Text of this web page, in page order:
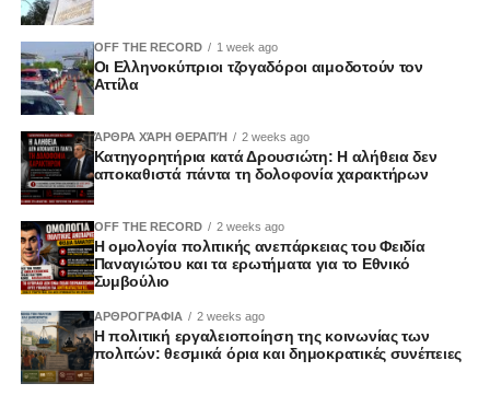
Επιτροπή Ενέργειας, Εμπορίου, Βιομηχανίας και
Τουρισμού
Νίκος Γεωργίου – Πρόεδρος (ΔΗΣΥ)
Γιώργος Παμπορίδης – Αναπληρωτής Πρόεδρος (ΔΗΣΥ)
Φωτεινή Τσιρίδου (ΔΗΣΥ)
Αντρέας Πασιουρτίδης (ΑΚΕΛ)
Γιαννάκης Γαβριήλ (ΑΚΕΛ)
Κωνσταντίνος Κωνσταντίνου (ΑΚΕΛ)
Λίνος Παπαγιάννης (ΕΛΑΜ)
Ευγένιος Χαμπουλάς (ΕΛΑΜ)
Χρύσης Παντελίδης (ΔΗΚΟ)
Αδάμος Ασπρής (ΔΗΚΟ)
Ειρήνη Χαραλαμπίδου (ΑΛΜΑ-Πολίτες για την Κύπρο)
Γιάννης Λαούρης (Άμεση Δημοκρατία Κύπρου)
OFF THE RECORD 1 week ago
Οι Ελληνοκύπριοι τζογαδόροι αιμοδοτούν τον
Αττίλα
ΆΡΘΡΑ ΧΆΡΗ ΘΕΡΑΠΉ 2 weeks ago
Κατηγορητήρια κατά Δρουσιώτη: Η αλήθεια δεν
αποκαθιστά πάντα τη δολοφονία χαρακτήρων
OFF THE RECORD 2 weeks ago
Η ομολογία πολιτικής ανεπάρκειας του Φειδία
Παναγιώτου και τα ερωτήματα για το Εθνικό
Συμβούλιο
ΑΡΘΡΟΓΡΑΦΙΑ 2 weeks ago
Η πολιτική εργαλειοποίηση της κοινωνίας των
πολιτών: θεσμικά όρια και δημοκρατικές συνέπειες